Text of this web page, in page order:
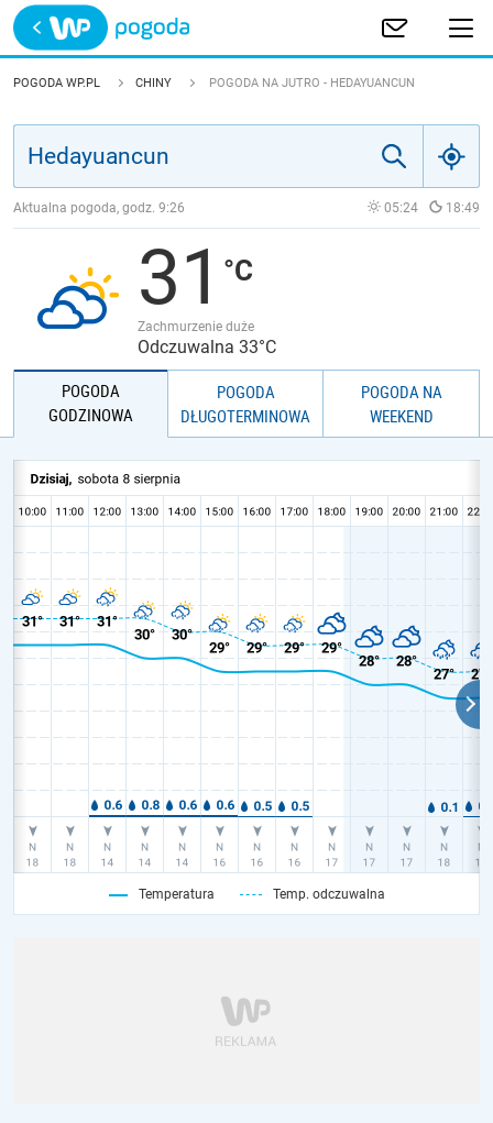
Trwa ładowanie
POLSKA
JAKOŚĆ POWIETRZA
POGODA WP.PL CHINY POGODA NA JUTRO - HEDAYUANCUN
Aktualna pogoda, godz. 9:26 05:24 18:49
31
Zachmurzenie duże
Odczuwalna 33°C
POGODA
GODZINOWA
POGODA
DŁUGOTERMINOWA
POGODA NA
WEEKEND
Temperatura Temp. odczuwalna